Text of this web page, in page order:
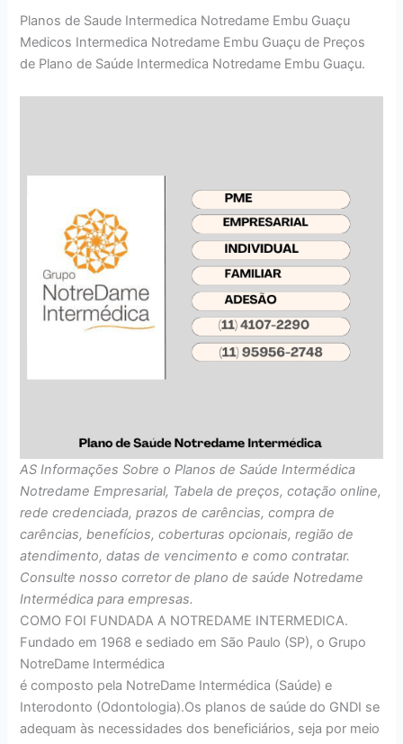
Planos de Saude Intermedica Notredame Embu Guaçu
Medicos Intermedica Notredame Embu Guaçu de Preços
de Plano de Saúde Intermedica Notredame Embu Guaçu.
AS Informações Sobre o Planos de Saúde Intermédica
Notredame Empresarial, Tabela de preços, cotação online,
rede credenciada, prazos de carências, compra de
carências, benefícios, coberturas opcionais, região de
atendimento, datas de vencimento e como contratar.
Consulte nosso corretor de plano de saúde Notredame
Intermédica para empresas.
COMO FOI FUNDADA A NOTREDAME INTERMEDICA.
Fundado em 1968 e sediado em São Paulo (SP), o Grupo
NotreDame Intermédica
é composto pela NotreDame Intermédica (Saúde) e
Interodonto (Odontologia).Os planos de saúde do GNDI se
adequam às necessidades dos beneficiários, seja por meio